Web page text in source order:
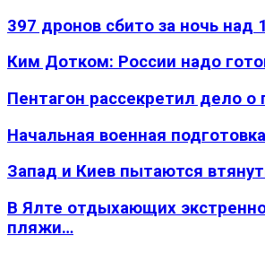
397 дронов сбито за ночь над
Ким Дотком: России надо
Пентагон рассекретил дело
Начальная военная
Запад и Киев пытаются
В Ялте отдыхающих
пляжи…